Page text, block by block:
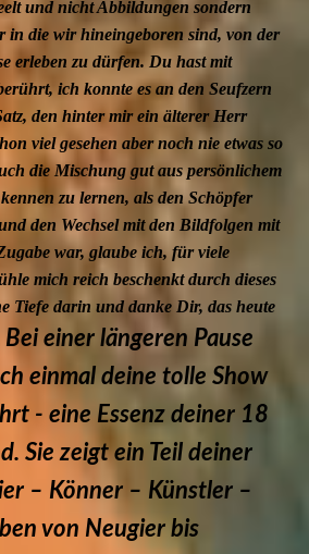
und nicht Abbildungen sondern
in die wir hineingeboren sind, von der
erleben zu dürfen. Du hast mit
ich konnte es an den Seufzern
den hinter mir ein älterer Herr
viel gesehen aber noch nie etwas so
die Mischung gut aus persönlichem
zu lernen, als den Schöpfer
den Wechsel mit den Bildfolgen mit
war, glaube ich, für viele
mich reich beschenkt durch dieses
Tiefe darin und danke Dir, das heute
Bei einer längeren Pause
einmal deine tolle Show
- eine Essenz deiner 18
Sie zeigt ein Teil deiner
– Könner – Künstler –
von Neugier bis